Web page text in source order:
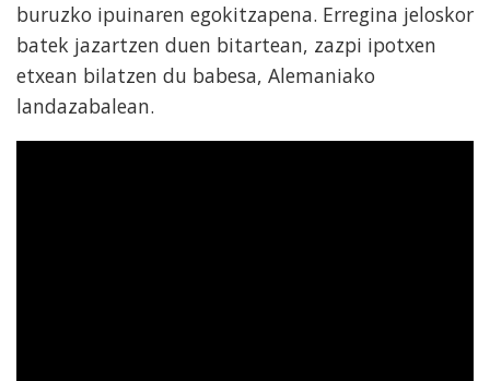
buruzko ipuinaren egokitzapena. Erregina jeloskor
batek jazartzen duen bitartean, zazpi ipotxen
etxean bilatzen du babesa, Alemaniako
landazabalean.